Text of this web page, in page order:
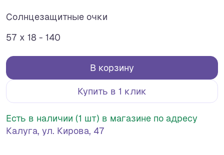
Солнцезащитные очки
57 x 18 - 140
В корзину
Купить в 1 клик
Есть в наличии (1 шт) в магазине по адресу
Калуга, ул. Кирова, 47